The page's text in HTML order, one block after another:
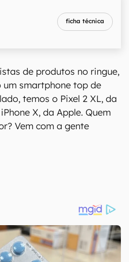
ficha técnica
de produtos no ringue,
um smartphone top de
temos o Pixel 2 XL, da
X, da Apple. Quem
Vem com a gente